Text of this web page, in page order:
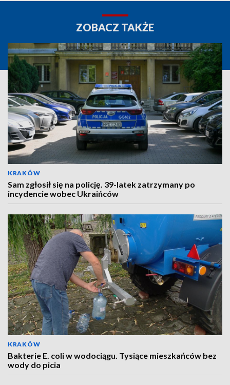
ZOBACZ TAKŻE
KRAKÓW
Sam zgłosił się na policję. 39-latek zatrzymany po
incydencie wobec Ukraińców
KRAKÓW
Bakterie E. coli w wodociągu. Tysiące mieszkańców bez
wody do picia